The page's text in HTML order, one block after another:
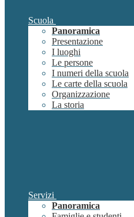
Scuola
Panoramica
Presentazione
I luoghi
Le persone
I numeri della scuola
Le carte della scuola
Organizzazione
La storia
Servizi
Panoramica